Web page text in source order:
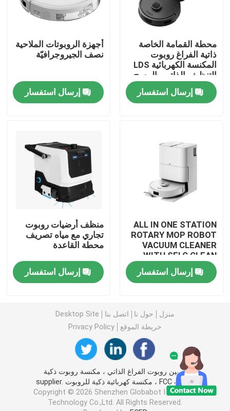
جولة في المعمل
رقابة جودة
اطلب اقتباس
منظف ​​نوافذ الروبوت
محطة القمامة الخاصة
ذاتية الفراغ روبوت
المكنسة الكهربائية LDS
التنظيف الذاتي والمسح
إرسال استفسار
أجهزة الروبوتات الملاحية
نصف الجيروجرافيّة
إرسال استفسار
ALL IN ONE STATION
ROTARY MOP ROBOT
VACUUM CLEANER
WITH SELC CLEAN
MOP
إرسال استفسار
منظف أرضيات روبوت
تجاري مع مياه تصريف
محطة القاعدة
إرسال استفسار
منزل حول نا اتصل بنا
Desktop Site
خريطة الموقع
Privacy Policy
الصين روبوت الفراغ الذاتي ، مكنسة روبوت ذكية
بنفايات FCC ، مكنسة كهربائية ذكية للروبوت supplier.
Copyright © 2026 Shenzhen Globabot Intelligent
Technology Co.,Ltd. All Rights Reserved.